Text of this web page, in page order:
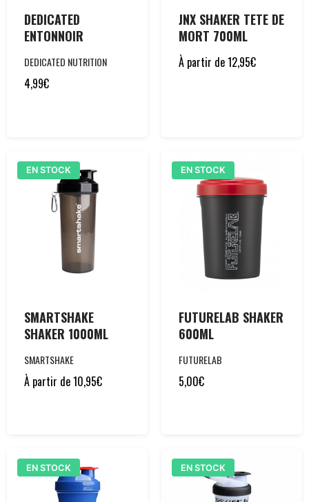
DEDICATED
ENTONNOIR
DEDICATED NUTRITION
4,99€
JNX SHAKER TETE DE
MORT 700ML
À partir de12,95€
EN STOCK
SMARTSHAKE
SHAKER 1000ML
SMARTSHAKE
À partir de10,95€
EN STOCK
FUTURELAB SHAKER
600ML
FUTURELAB
5,00€
EN STOCK EN STOCK